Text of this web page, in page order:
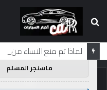
بحث
عن
الرئيسية
توصيات :
باقة متميزة VIP (كود: AA26790):
ماسنجر المسلم